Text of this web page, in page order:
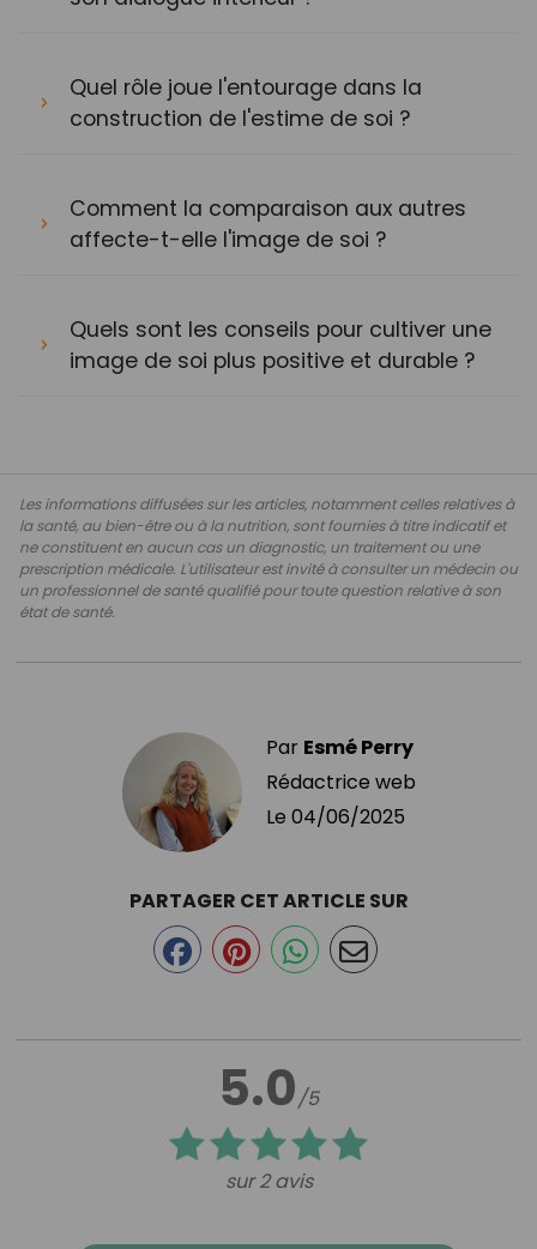
Quel rôle joue l'entourage dans la
construction de l'estime de soi ?
Comment la comparaison aux autres
affecte-t-elle l'image de soi ?
Quels sont les conseils pour cultiver une
image de soi plus positive et durable ?
Les informations diffusées sur les articles, notamment celles relatives à
la santé, au bien-être ou à la nutrition, sont fournies à titre indicatif et
ne constituent en aucun cas un diagnostic, un traitement ou une
prescription médicale. L'utilisateur est invité à consulter un médecin ou
un professionnel de santé qualifié pour toute question relative à son
état de santé.
Par Esmé Perry
Rédactrice web
Le 04/06/2025
5.0/5
sur 2 avis
PARTAGER CET ARTICLE SUR